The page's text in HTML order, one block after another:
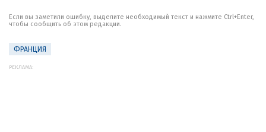
Если вы заметили ошибку, выделите необходимый текст и нажмите Ctrl+Enter,
чтобы сообщить об этом редакции.
ФРАНЦИЯ
РЕКЛАМА: